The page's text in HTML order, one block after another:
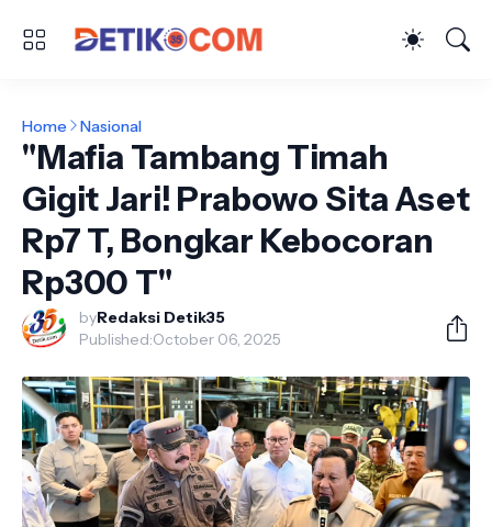
Home Nasional
"Mafia Tambang Timah
Gigit Jari! Prabowo Sita Aset
Rp7 T, Bongkar Kebocoran
Rp300 T"
byRedaksi Detik35
Published:October 06, 2025